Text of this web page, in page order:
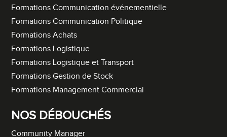
Formations Communication événementielle
Formations Communication Politique
Formations Achats
Formations Logistique
Formations Logistique et Transport
Formations Gestion de Stock
Formations Management Commercial
NOS DÉBOUCHÉS
Community Manager